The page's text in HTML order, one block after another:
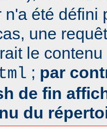
n'a été défini
une
le
; par
de fin
du